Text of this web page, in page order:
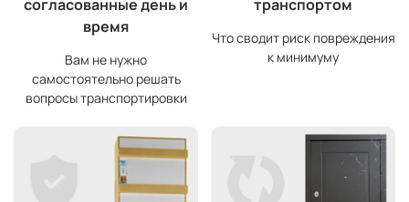
согласованные день и
время
Вам не нужно
самостоятельно решать
вопросы транспортировки
транспортом
Что сводит риск повреждения
к минимуму